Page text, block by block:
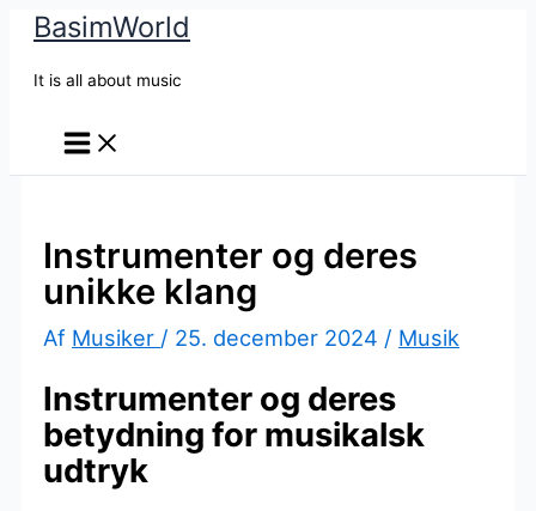
BasimWorld
It is all about music
Instrumenter og deres
unikke klang
Af Musiker / 25. december 2024 / Musik
Instrumenter og deres
betydning for musikalsk
udtryk